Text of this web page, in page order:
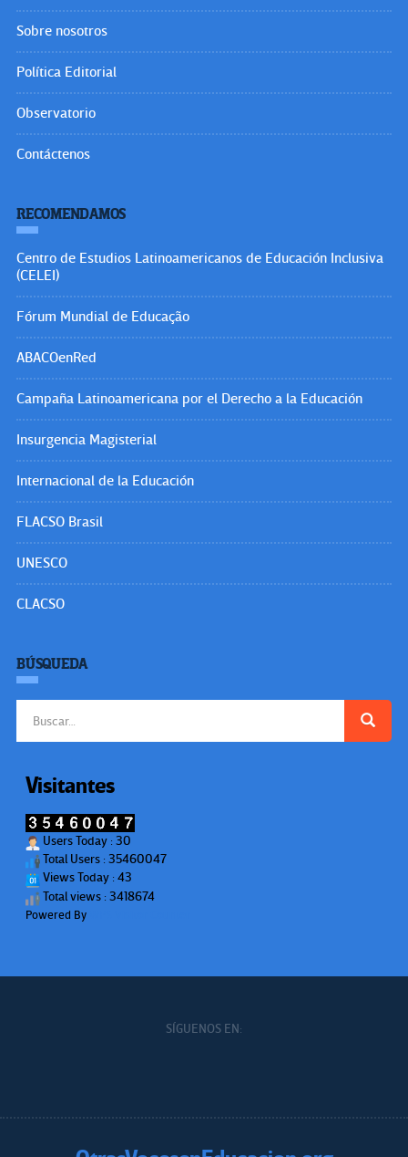
Sobre nosotros
Política Editorial
Observatorio
Contáctenos
RECOMENDAMOS
Centro de Estudios Latinoamericanos de Educación Inclusiva
(CELEI)
Fórum Mundial de Educação
ABACOenRed
Campaña Latinoamericana por el Derecho a la Educación
Insurgencia Magisterial
Internacional de la Educación
FLACSO Brasil
UNESCO
CLACSO
BÚSQUEDA
Visitantes
Users Today : 30
Total Users : 35460047
Views Today : 43
Total views : 3418674
Powered By
SÍGUENOS EN: